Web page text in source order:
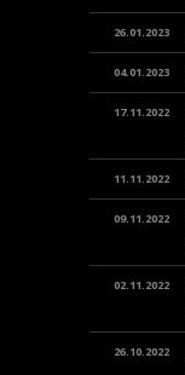
26.01.2023
04.01.2023
17.11.2022
11.11.2022
09.11.2022
02.11.2022
26.10.2022